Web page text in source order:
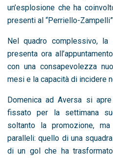
un’esplosione che ha
presenti al “Perriello-
Nel quadro complessivo,
presenta ora
con una consapevolezza
mesi e la capacità di incidere
Domenica ad Aversa si
fissato per la settimana
soltanto la promozione,
paralleli: quello di una
di un gol che ha